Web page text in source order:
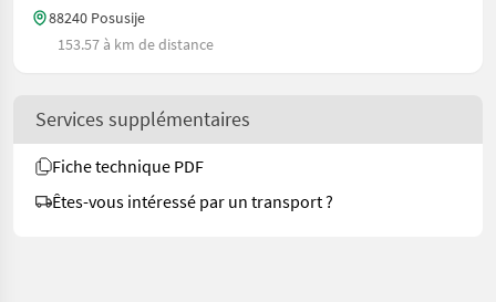
88240 Posusije
153.57 à km de distance
Services supplémentaires
Fiche technique PDF
Êtes-vous intéressé par un transport ?